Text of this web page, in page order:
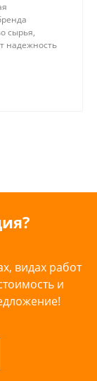
сырья,
надежность
видах работ
и